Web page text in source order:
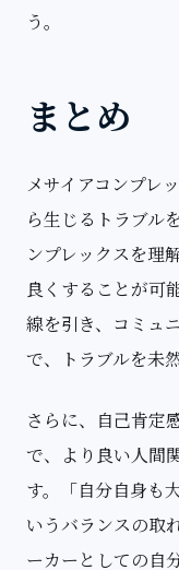
う。
まとめ
メサイアコンプレ
ら生じるトラブル
ンプレックスを理
良くすることが可
線を引き、コミュ
で、トラブルを未
さらに、自己肯定
で、より良い人間
す。「自分自身も
いうバランスの取
ーカーとしての自